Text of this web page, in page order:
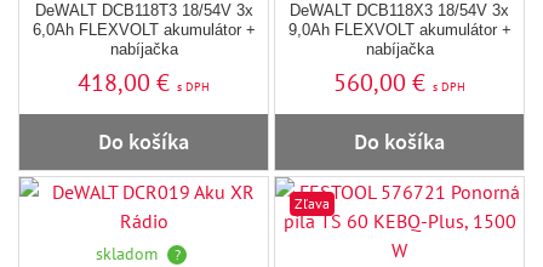
DeWALT DCB118T3 18/54V 3x
6,0Ah FLEXVOLT akumulátor +
nabíjačka
418,00 € s DPH
Do košíka
DeWALT DCB118X3 18/54V 3x
9,0Ah FLEXVOLT akumulátor +
nabíjačka
560,00 € s DPH
Do košíka
skladom
?
Zľava